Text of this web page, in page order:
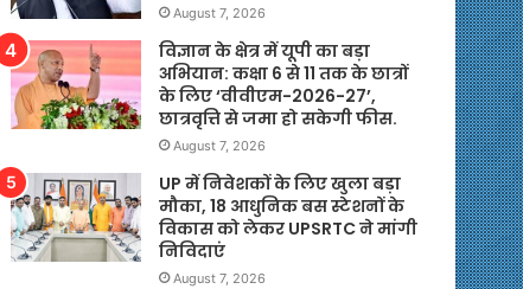
August 7, 2026
विज्ञान के क्षेत्र में यूपी का बड़ा
अभियान: कक्षा 6 से 11 तक के छात्रों
के लिए ‘वीवीएम-2026-27’,
छात्रवृत्ति से जमा हो सकेगी फीस.
August 7, 2026
UP में निवेशकों के लिए खुला बड़ा
मौका, 18 आधुनिक बस स्टेशनों के
विकास को लेकर UPSRTC ने मांगी
निविदाएं
August 7, 2026